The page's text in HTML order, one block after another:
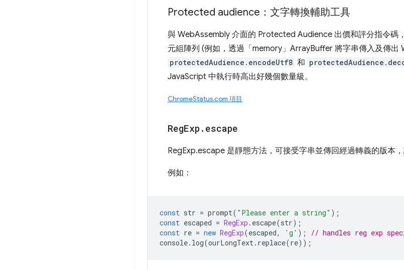
Protected audience：文字轉換輔助工具
與 WebAssembly 介面的 Protected Audience 出價和評分指令碼
元組陣列 (例如，透過「memory」ArrayBuffer 將字串傳入及傳
protectedAudience.encodeUtf8 和
JavaScript 中執行時高出好幾個數量級。
ChromeStatus.com 項目
RegExp . escape
RegExp.escape 是靜態方法，可接受字串並傳回經過轉義的版本
例如：
const str = prompt( "Please enter a string" );
const escaped = RegExp . escape(str);
const re = new RegExp(escaped, 'g' );
// handles reg exp
console. log(ourLongText. replace(re));